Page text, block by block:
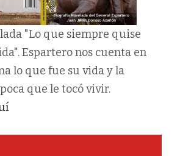
"Lo que siempre quise
Espartero nos cuenta en
lo que fue su vida y la
que le tocó vivir.